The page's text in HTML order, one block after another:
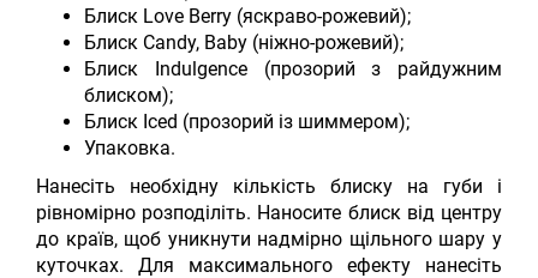
Блиск Love Berry (яскраво-рожевий);
Блиск Candy, Baby (ніжно-рожевий);
Блиск Indulgence (прозорий з райдужним
блиском);
Блиск Iced (прозорий із шиммером);
Упаковка.
Нанесіть необхідну кількість блиску на губи і
рівномірно розподіліть. Наносите блиск від центру
до країв, щоб уникнути надмірно щільного шару у
куточках. Для максимального ефекту нанесіть